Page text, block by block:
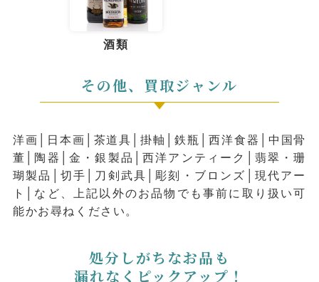
酒類
その他、買取ジャンル
洋画│⽇本画│茶道具│掛軸│鉄瓶│⻄洋⾷器│中国⾻
董│陶器│⾦・銀製品│⻄洋アンティーク│翡翠・珊
瑚製品│切⼿│⼑剣武具│彫刻・ブロンズ│現代アー
ト│など、上記以外のお品物でも事前に取り扱い可
能かお尋ねください。
処分しがちなお品も
漏れなくピックアップ！